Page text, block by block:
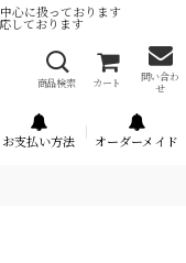
心に扱っております
しております
商品検索 カート
問い合わ
せ
お支払い方法 オーダーメイド